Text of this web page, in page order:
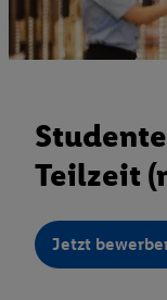
Teilzeit
Jetzt